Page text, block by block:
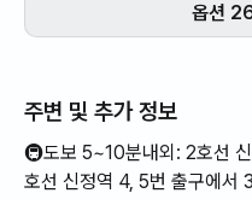
옵션
주변 및 추가 정보
🚇도보 5~10분내외: 2호선
호선 신정역 4, 5번 출구에서